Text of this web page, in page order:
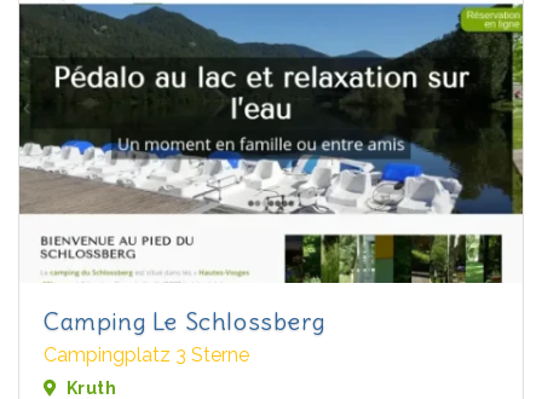
Camping Le Schlossberg
Campingplatz 3 Sterne
Kruth